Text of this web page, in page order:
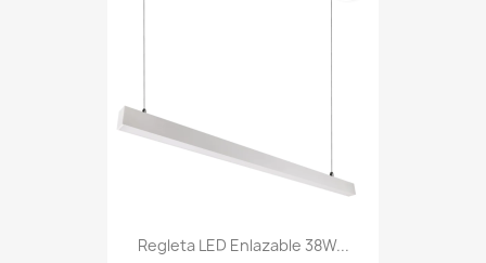
Regleta LED Enlazable 38W...